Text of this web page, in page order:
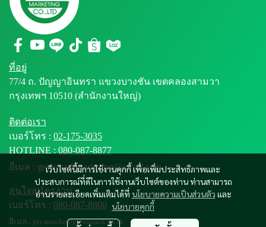
เว็บไซต์นี้มีการใช้งานคุกกี้ เพื่อเพิ่มประสิทธิภาพและ
ประสบการณ์ที่ดีในการใช้งานเว็บไซต์ของท่าน ท่านสามารถ
อ่านรายละเอียดเพิ่มเติมได้ที่ นโยบายความเป็นส่วนตัว และ
นโยบายคุกกี้
ที่อยู่
77/4 ถ. ปัญญาอินทรา แขวงบางชัน เขตคลองสามวา
กรุงเทพฯ 10510 (สำนักงานใหญ่)
ติดต่อเรา
เบอร์โทร : 02-175-3035
HOTLINE : 080-087-8877
อีเมล : greenpackmarketing@gmail.com
สนใจสมัครงาน
เบอร์โทร : 080-087-8800
อีเมล : piyanuchr@greenpack.co.th